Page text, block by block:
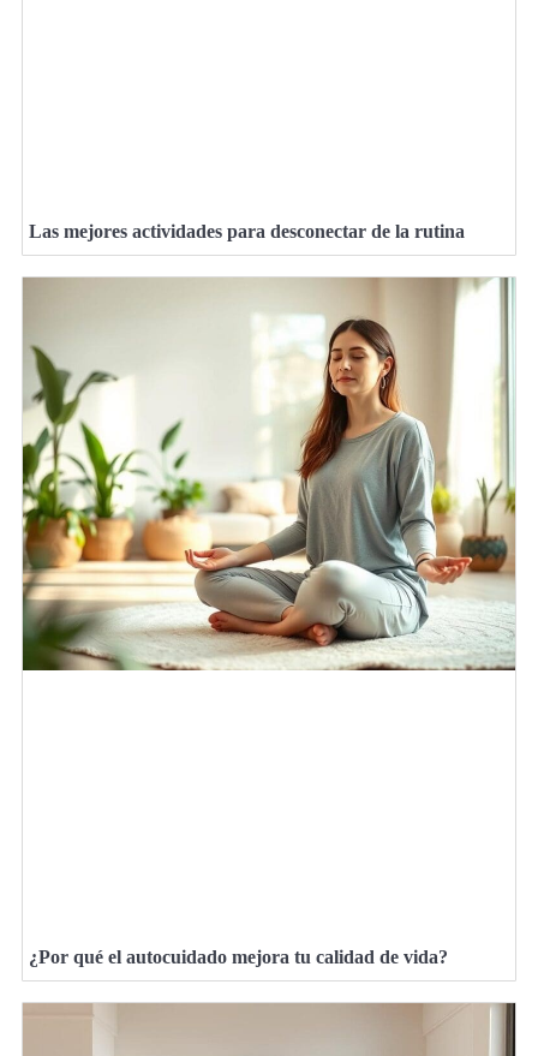
Las mejores actividades para desconectar de la rutina
¿Por qué el autocuidado mejora tu calidad de vida?